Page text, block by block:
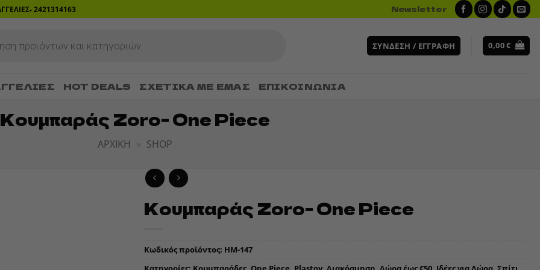
2421314163 Newsletter
ΣΎΝΔΕΣΗ / ΕΓΓΡΑΦΉ 0,00€
HOT DEALS ΣΧΕΤΙΚΆ ΜΕ ΕΜΆΣ ΕΠΙΚΟΙΝΩΝΙΑ
Κουμπαράς Zoro- One Piece
ΑΡΧΙΚΉ » SHOP
Κουμπαράς Zoro- One Piece
Κωδικός προϊόντος: HM-147